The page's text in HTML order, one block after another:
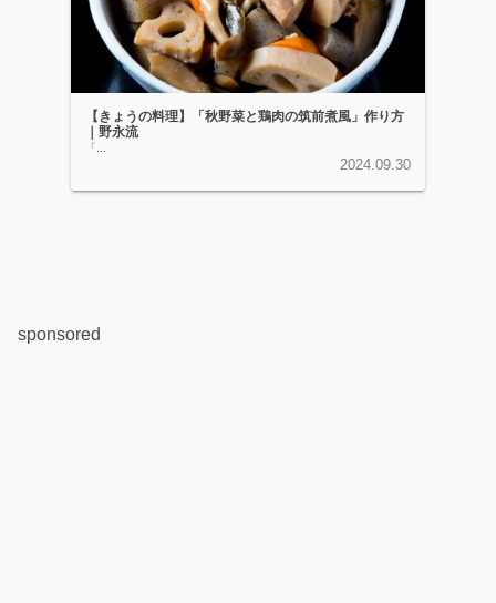
【きょうの料理】「秋野菜と鶏肉の筑前煮風」作り方
｜野永流
「...
2024.09.30
sponsored